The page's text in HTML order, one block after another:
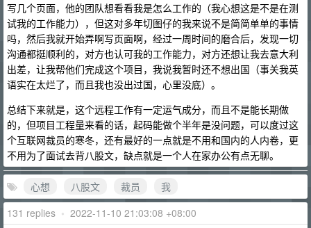
写几个页面，他的团队想看看我是怎么工作的（我心想这是不是在测
试我的工作能力），但这对多年切图仔的我来说不是简简单单的事情
吗，然后我就开始弄啊写页面啊，经过一周时间的磨合后，发现一切
沟通都挺顺利的，对方也认可我的工作能力，对方还想让我去意大利
出差，让我帮他们完成这个项目，我说我暂时还不想出国（事关我英
语实在太烂了，而且我也没出过国，心里没底）。
总结下来就是，这个远程工作有一定运气成分，而且不是能长期做
的，但项目工程量来看的话，起码能做个半年是没问题，可以度过这
个互联网裁员的寒冬，还有最好的一点就是不用和国内的人内卷，更
不用为了面试去背八股文，缺点就是一个人在家办公有点无聊。
心想 八股文 裁员
我
131 replies • 2022-11-10 21:03:08 +08:00